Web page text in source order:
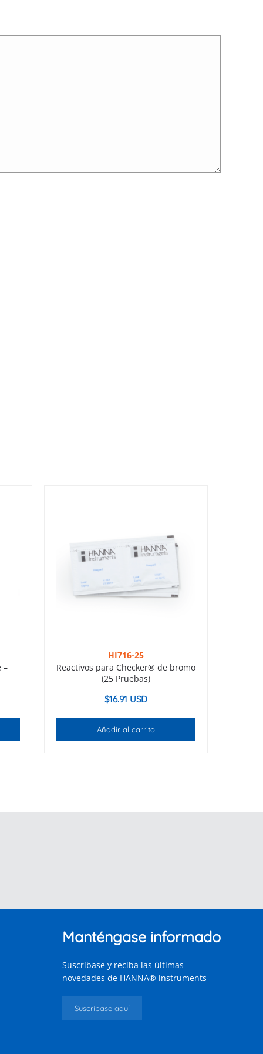
–
HI716-25
Reactivos para Checker® de bromo
(25 Pruebas)
$16.91 USD
Añadir al carrito
Manténgase informado
Suscríbase y reciba las últimas
novedades de HANNA® instruments
Suscríbase aquí